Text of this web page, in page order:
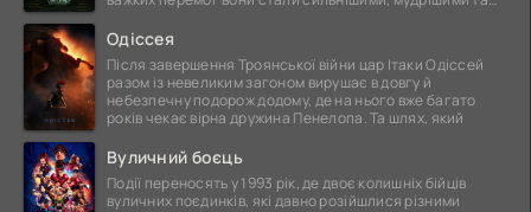
Одіссея
Після завершення Троянської війни цар Ітаки Одіссей
разом із невеликим загоном вирушає в довгу й
небезпечну подорож додому, де на нього вже багато
років чекає вірна дружина Пенелопа. Та шлях, який
Вуличний боєць
Події переносять у 1993 рік, де двоє колишніх бійців
вуличних поєдинків, які давно розійшлися різними